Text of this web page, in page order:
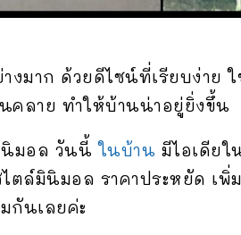
มาก ด้วยดีไซน์ที่เรียบง่าย
คลาย ทำให้บ้านน่าอยู่ยิ่งขึ้น
นิมอล วันนี้ในบ้าน มีไอเดียใ
ตล์มินิมอล ราคาประหยัด เพิ่
กันเลยค่ะ